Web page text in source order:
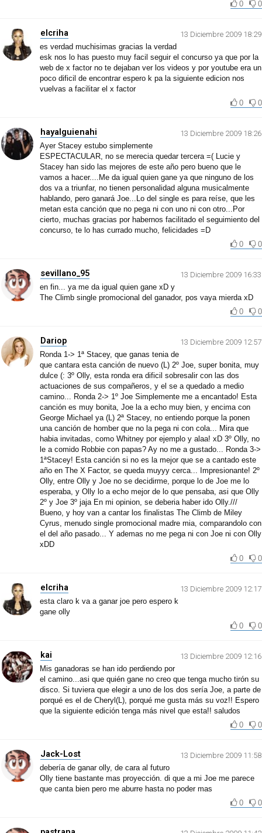
0
0
elcriha
13 Diciembre 2009 18:29
es verdad muchisimas gracias la verdad
esk nos lo has puesto muy facil seguir el concurso ya que por la
web de x factor no te dejaban ver los videos y por youtube era un
poco dificil de encontrar espero k pa la siguiente edicion nos
vuelvas a facilitar el x factor
0
0
hayalguienahi
13 Diciembre 2009 18:26
Ayer Stacey estubo simplemente
ESPECTACULAR, no se merecia quedar tercera =( Lucie y
Stacey han sido las mejores de este año pero bueno que le
vamos a hacer....Me da igual quien gane ya que ninguno de los
dos va a triunfar, no tienen personalidad alguna musicalmente
hablando, pero ganará Joe...Lo del single es para reíse, que les
metan esta canción que no pega ni con uno ni con otro...Por
cierto, muchas gracias por habernos facilitado el seguimiento del
concurso, te lo has currado mucho, felicidades =D
0
0
sevillano_95
13 Diciembre 2009 16:33
en fin... ya me da igual quien gane xD y
The Climb single promocional del ganador, pos vaya mierda xD
0
0
Dariop
13 Diciembre 2009 12:57
Ronda 1-> 1ª Stacey, que ganas tenia de
que cantara esta canción de nuevo (L) 2º Joe, super bonita, muy
dulce (: 3º Olly, esta ronda era dificil sobresalir con las dos
actuaciones de sus compañeros, y el se a quedado a medio
camino... Ronda 2-> 1º Joe Simplemente me a encantado! Esta
canción es muy bonita, Joe la a echo muy bien, y encima con
George Michael ya (L) 2ª Stacey, no entiendo porque la ponen
una canción de homber que no la pega ni con cola... Mira que
habia invitadas, como Whitney por ejemplo y alaa! xD 3º Olly, no
le a comido Robbie con papas? Ay no me a gustado... Ronda 3->
1ªStacey! Esta canción si no es la mejor que se a cantado este
año en The X Factor, se queda muyyy cerca... Impresionante! 2º
Olly, entre Olly y Joe no se decidirme, porque lo de Joe me lo
esperaba, y Olly lo a echo mejor de lo que pensaba, asi que Olly
2º y Joe 3º jaja En mi opinion, se deberia haber ido Olly.///
Bueno, y hoy van a cantar los finalistas The Climb de Miley
Cyrus, menudo single promocional madre mia, comparandolo con
el del año pasado... Y ademas no me pega ni con Joe ni con Olly
xDD
0
0
elcriha
13 Diciembre 2009 12:17
esta claro k va a ganar joe pero espero k
gane olly
0
0
kai
13 Diciembre 2009 12:16
Mis ganadoras se han ido perdiendo por
el camino...asi que quién gane no creo que tenga mucho tirón su
disco. Si tuviera que elegir a uno de los dos sería Joe, a parte de
porqué es el de Cheryl(L), porqué me gusta más su voz!! Espero
que la siguiente edición tenga más nivel que esta!! saludos
0
0
Jack-Lost
13 Diciembre 2009 11:58
debería de ganar olly, de cara al futuro
Olly tiene bastante mas proyección. di que a mi Joe me parece
que canta bien pero me aburre hasta no poder mas
0
0